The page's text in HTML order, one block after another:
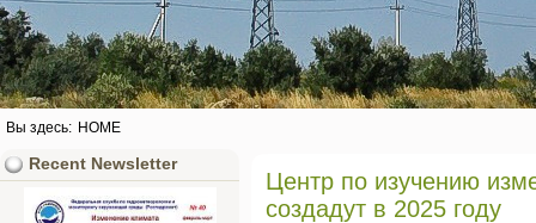
Вы здесь: HOME
Центр по изучению
создадут в 2025 году
Recent Newsletter